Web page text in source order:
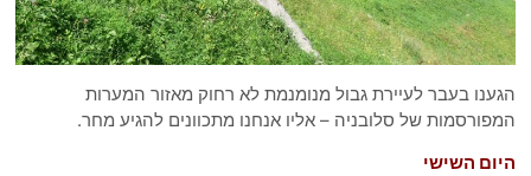
בעבר לעיירת גבול מנומנמת לא רחוק מאזור המערות
של סלובניה – אליו אנחנו מתכוונים להגיע מחר.
השישי